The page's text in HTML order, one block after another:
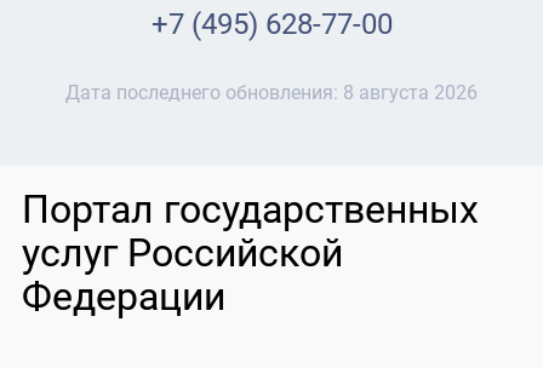
+7 (495) 628-77-00
Дата последнего обновления: 8 августа 2026
Портал государственных
услуг Российской
Федерации